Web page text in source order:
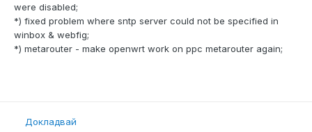
were disabled;
*) fixed problem where sntp server could not be specified in
winbox & webfig;
*) metarouter - make openwrt work on ppc metarouter again;
Докладвай